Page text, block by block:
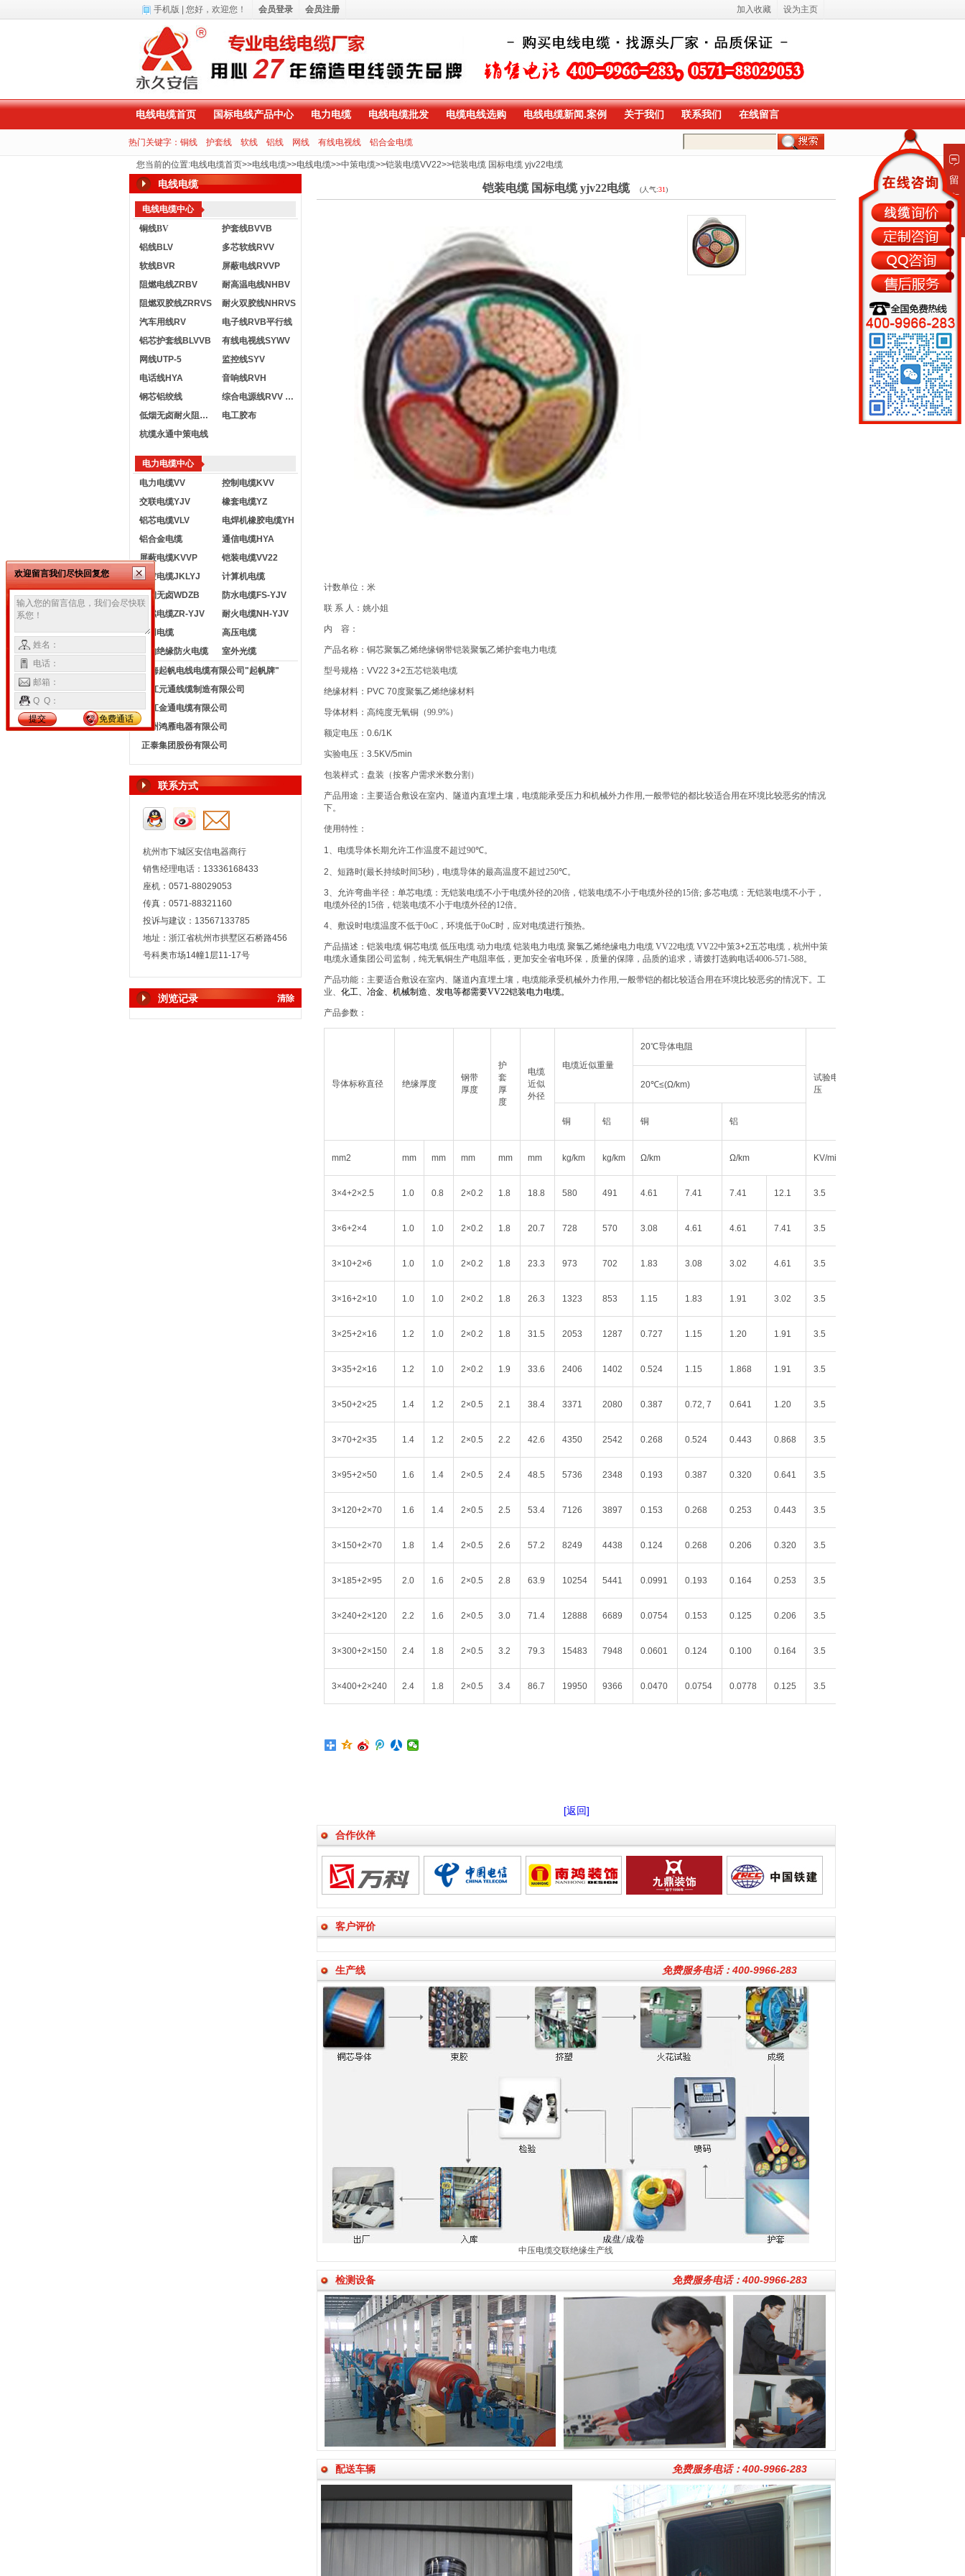
电线电缆首页 国标电线产品中心 电力电缆 电线电缆批发 电缆电线选购 电线电缆新闻.案例 关于我们 联系我们 在线留言
热门关键字： 铜线 护套线 软线 铝线 网线 有线电视线 铝合金电缆
您当前的位置:电线电缆首页>>电线电缆>>电线电缆>>中策电缆>>铠装电缆VV22>>铠装电缆 国标电缆 yjv22电缆
电线电缆
电线电缆中心
铜线BV
护套线BVVB
铝线BLV
多芯软线RVV
软线BVR
屏蔽电线RVVP
阻燃电线ZRBV
耐高温电线NHBV
阻燃双胶线ZRRVS
耐火双胶线NHRVS
汽车用线RV
电子线RVB平行线
铝芯护套线BLVVB
有线电视线SYWV
网线UTP-5
监控线SYV
电话线HYA
音响线RVH
钢芯铝绞线
综合电源线RVV KVVR
低烟无卤耐火阻燃电线
电工胶布
杭缆永通中策电线
电力电缆中心
电力电缆VV
控制电缆KVV
交联电缆YJV
橡套电缆YZ
铝芯电缆VLV
电焊机橡胶电缆YH
铝合金电缆
通信电缆HYA
屏蔽电缆KVVP
铠装电缆VV22
架空电缆JKLYJ
计算机电缆
低烟无卤WDZB
防水电缆FS-YJV
阻燃电缆ZR-YJV
耐火电缆NH-YJV
船用电缆
高压电缆
矿物绝缘防火电缆
室外光缆
上海起帆电线电缆有限公司"起帆牌"
浙江元通线缆制造有限公司
浙江金通电缆有限公司
杭州鸿雁电器有限公司
正泰集团股份有限公司
联系方式
杭州市下城区安信电器商行
销售经理电话：13336168433
座机：0571-88029053
传真：0571-88321160
投诉与建议：13567133785
地址：浙江省杭州市拱墅区石桥路456
号科奥市场14幢1层11-17号
浏览记录 清除
铠装电缆 国标电缆 yjv22电缆 (人气:31)
计数单位：米
联 系 人：姚小姐
内 容：
产品名称：铜芯聚氯乙烯绝缘钢带铠装聚氯乙烯护套电力电缆
型号规格：VV22 3+2五芯铠装电缆
绝缘材料：PVC 70度聚氯乙烯绝缘材料
导体材料：高纯度无氧铜（99.9%）
额定电压：0.6/1K
实验电压：3.5KV/5min
包装样式：盘装（按客户需求米数分割）
产品用途：主要适合敷设在室内、隧道内直埋土壤，电缆能承受压力和机械外力作用,一般带铠的都比较适合用在环境比较恶劣的情况
下。
使用特性：
1、电缆导体长期允许工作温度不超过90℃。
2、短路时(最长持续时间5秒) ，电缆导体的最高温度不超过250℃。
3、允许弯曲半径：单芯电缆：无铠装电缆不小于电缆外径的20倍，铠装电缆不小于电缆外径的15倍; 多芯电缆：无铠装电缆不小于，
电缆外径的15倍，铠装电缆不小于电缆外径的12倍。
4、敷设时电缆温度不低于0oC ，环境低于0oC时，应对电缆进行预热。
产品描述：铠装电缆 铜芯电缆 低压电缆 动力电缆 铠装电力电缆 聚氯乙烯绝缘电力电缆 VV22电缆 VV22中策3+2五芯电缆，杭州中策
电缆永通集团公司监制，纯无氧铜生产电阻率低，更加安全省电环保，质量的保障，品质的追求，请拨打选购电话4006-571-588。
产品功能：主要适合敷设在室内、隧道内直埋土壤，电缆能承受机械外力作用,一般带铠的都比较适合用在环境比较恶劣的情况下。工
业、 化工、冶金、机械制造、发电等都需要VV22铠装电力电缆。
产品参数：
导体标称直径 绝缘厚度
钢带
厚度
护
套
厚
度
电缆
近似
外径
电缆近似重量
20℃导体电阻
试验电
压
20℃≤(Ω/km)
铜 铝 铜 铝
mm2 mm mm mm mm mm kg/km kg/km Ω/km Ω/km KV/min
3×4+2×2.5 1.0 0.8 2×0.2 1.8 18.8 580 491 4.61 7.41 7.41 12.1 3.5
3×6+2×4 1.0 1.0 2×0.2 1.8 20.7 728 570 3.08 4.61 4.61 7.41 3.5
3×10+2×6 1.0 1.0 2×0.2 1.8 23.3 973 702 1.83 3.08 3.02 4.61 3.5
3×16+2×10 1.0 1.0 2×0.2 1.8 26.3 1323 853 1.15 1.83 1.91 3.02 3.5
3×25+2×16 1.2 1.0 2×0.2 1.8 31.5 2053 1287 0.727 1.15 1.20 1.91 3.5
3×35+2×16 1.2 1.0 2×0.2 1.9 33.6 2406 1402 0.524 1.15 1.868 1.91 3.5
3×50+2×25 1.4 1.2 2×0.5 2.1 38.4 3371 2080 0.387 0.72, 7 0.641 1.20 3.5
3×70+2×35 1.4 1.2 2×0.5 2.2 42.6 4350 2542 0.268 0.524 0.443 0.868 3.5
3×95+2×50 1.6 1.4 2×0.5 2.4 48.5 5736 2348 0.193 0.387 0.320 0.641 3.5
3×120+2×70 1.6 1.4 2×0.5 2.5 53.4 7126 3897 0.153 0.268 0.253 0.443 3.5
3×150+2×70 1.8 1.4 2×0.5 2.6 57.2 8249 4438 0.124 0.268 0.206 0.320 3.5
3×185+2×95 2.0 1.6 2×0.5 2.8 63.9 10254 5441 0.0991 0.193 0.164 0.253 3.5
3×240+2×120 2.2 1.6 2×0.5 3.0 71.4 12888 6689 0.0754 0.153 0.125 0.206 3.5
3×300+2×150 2.4 1.8 2×0.5 3.2 79.3 15483 7948 0.0601 0.124 0.100 0.164 3.5
3×400+2×240 2.4 1.8 2×0.5 3.4 86.7 19950 9366 0.0470 0.0754 0.0778 0.125 3.5
[返回]
合作伙伴
客户评价
生产线 免费服务电话：400-9966-283
中压电缆交联绝缘生产线
检测设备 免费服务电话：400-9966-283
配送车辆 免费服务电话：400-9966-283
手机版 | 您好， 欢迎您！ 会员登录 会员注册 加入收藏 设为主页
留
言
欢迎留言我们尽快回复您
姓名：
电话：
邮箱：
Q Q：
提交
免费通话